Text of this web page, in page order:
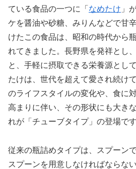
ている食品の一つに「 なめたけ 」
ケを醤油や砂糖、みりんなどで甘
けたこの食品は、昭和の時代から
れてきました。長野県を発祥とし
と、手軽に摂取できる栄養源とし
たけは、世代を超えて愛され続け
のライフスタイルの変化や、食に
高まりに伴い、その形状にも大き
れが「チューブタイプ」の登場です
従来の瓶詰めタイプは、スプーン
スプーンを用意しなければならな